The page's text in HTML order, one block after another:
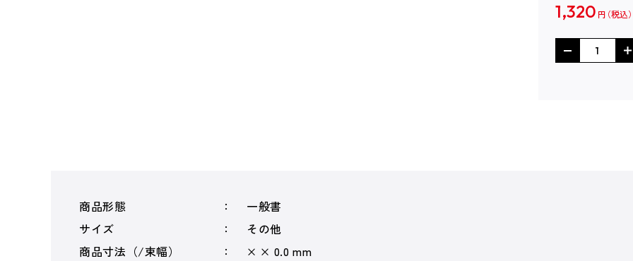
1,320 円
商品形態
一般書
サイズ
その他
商品寸法（/束幅）
× × 0.0 mm